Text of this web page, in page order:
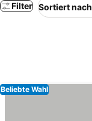
Filter Sortiert nach
Beliebte Wahl